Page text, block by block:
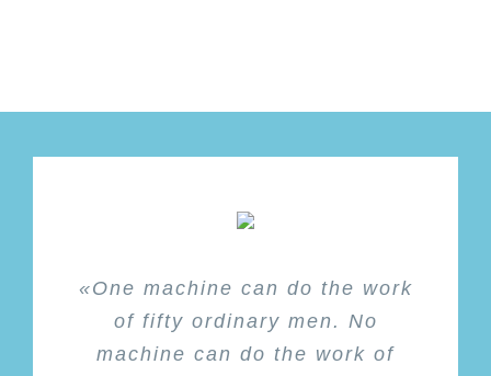
«One machine can do the work
of fifty ordinary men. No
machine can do the work of
«Technology made large
populations possible; large
populations now make